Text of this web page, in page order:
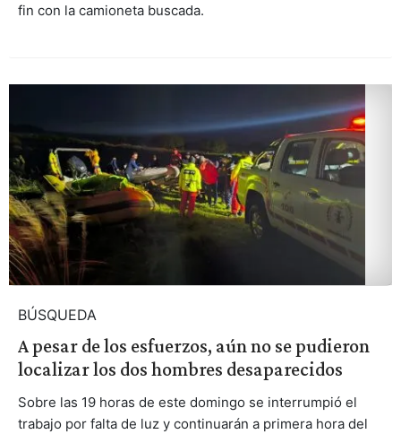
fin con la camioneta buscada.
BÚSQUEDA
A pesar de los esfuerzos, aún no se pudieron
localizar los dos hombres desaparecidos
Sobre las 19 horas de este domingo se interrumpió el
trabajo por falta de luz y continuarán a primera hora del